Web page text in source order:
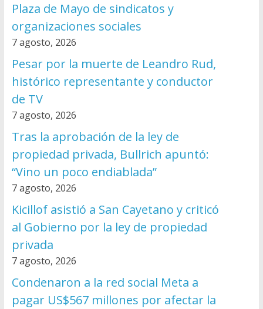
Plaza de Mayo de sindicatos y
organizaciones sociales
7 agosto, 2026
Pesar por la muerte de Leandro Rud,
histórico representante y conductor
de TV
7 agosto, 2026
Tras la aprobación de la ley de
propiedad privada, Bullrich apuntó:
“Vino un poco endiablada”
7 agosto, 2026
Kicillof asistió a San Cayetano y criticó
al Gobierno por la ley de propiedad
privada
7 agosto, 2026
Condenaron a la red social Meta a
pagar US$567 millones por afectar la